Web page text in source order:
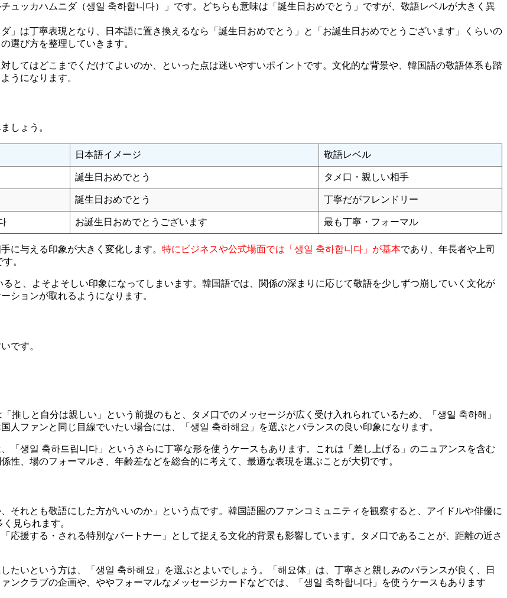
ュッカハムニダ（생일 축하합니다）」です。どちらも意味は「誕生日おめでとう」ですが、敬語レベルが大きく異
」は丁寧表現となり、日本語に置き換えるなら「誕生日おめでとう」と「お誕生日おめでとうございます」くらいの
選び方を整理していきます。
してはどこまでくだけてよいのか、といった点は迷いやすいポイントです。文化的な背景や、韓国語の敬語体系も踏
うになります。
しょう。
日本語イメージ 敬語レベル
誕生日おめでとう タメ口・親しい相手
誕生日おめでとう 丁寧だがフレンドリー
お誕生日おめでとうございます 最も丁寧・フォーマル
に与える印象が大きく変化します。 特にビジネスや公式場面では「생일 축하합니다」が基本であり、年長者や上司
。
と、よそよそしい印象になってしまいます。韓国語では、関係の深まりに応じて敬語を少しずつ崩していく文化が
ションが取れるようになります。
です。
推しと自分は親しい」という前提のもと、タメ口でのメッセージが広く受け入れられているため、「생일 축하해」
人ファンと同じ目線でいたい場合には、「생일 축하해요」を選ぶとバランスの良い印象になります。
「생일 축하드립니다」というさらに丁寧な形を使うケースもあります。これは「差し上げる」のニュアンスを含む
、場のフォーマルさ、年齢差などを総合的に考えて、最適な表現を選ぶことが大切です。
それとも敬語にした方がいいのか」という点です。韓国語圏のファンコミュニティを観察すると、アイドルや俳優に
見られます。
応援する・される特別なパートナー」として捉える文化的背景も影響しています。タメ口であることが、距離の近さ
たいという方は、「생일 축하해요」を選ぶとよいでしょう。「해요体」は、丁寧さと親しみのバランスが良く、日
ンクラブの企画や、ややフォーマルなメッセージカードなどでは、「생일 축하합니다」を使うケースもあります